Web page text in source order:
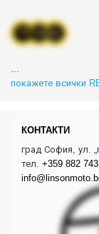
покажете всички
КОНТАКТИ
град София, ул.
тел. +359 882